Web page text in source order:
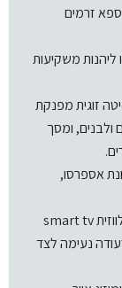
ספא זרמים
ליהנות משקיעות
זוגית מפנקת
ולבנים, ומסך
אספרסו,
בסלון תהנו מספה נוחה הנפתחת למיטה זוגית, וטלווזית smart tv
נעימה לצד